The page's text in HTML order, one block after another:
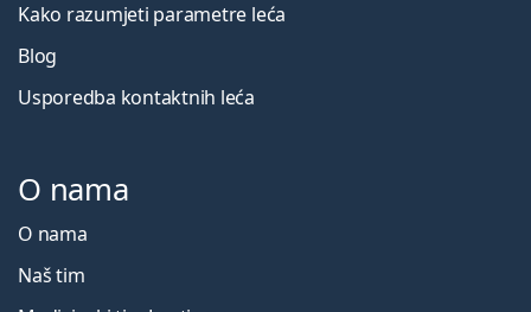
Kako razumjeti parametre leća
Blog
Usporedba kontaktnih leća
O nama
O nama
Naš tim